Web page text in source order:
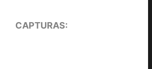
CAPTURAS: